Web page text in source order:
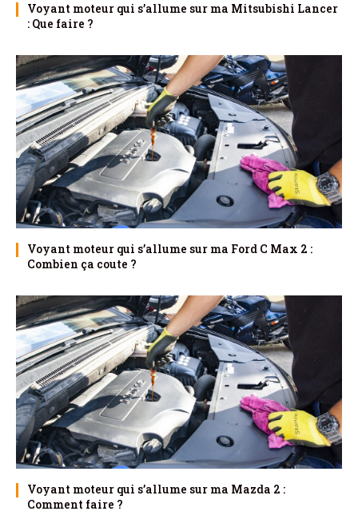
Voyant moteur qui s’allume sur ma Mitsubishi Lancer
: Que faire ?
Voyant moteur qui s’allume sur ma Ford C Max 2 :
Combien ça coute ?
Voyant moteur qui s’allume sur ma Mazda 2 :
Comment faire ?